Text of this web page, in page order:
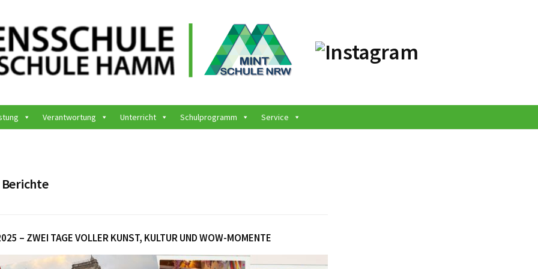
Verantwortung Unterricht Schulprogramm Service
Berichte
– ZWEI TAGE VOLLER KUNST, KULTUR UND WOW-MOMENTE